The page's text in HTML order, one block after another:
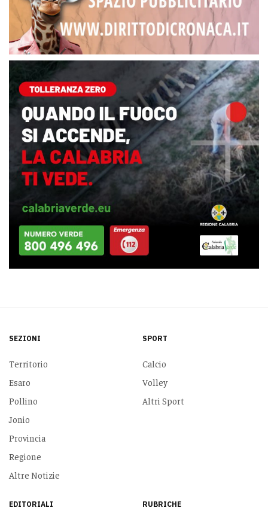
SEZIONI
Territorio
Esaro
Pollino
Jonio
Provincia
Regione
Altre Notizie
SPORT
Calcio
Volley
Altri Sport
EDITORIALI RUBRICHE